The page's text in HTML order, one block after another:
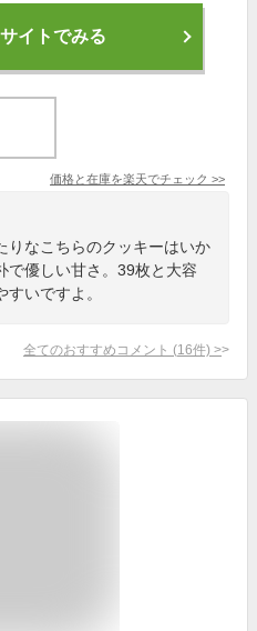
イトでみる
価格と在庫を楽天でチェック >>
りなこちらのクッキーはいか
で優しい甘さ。39枚と大容
いですよ。
全てのおすすめコメント (16件) >